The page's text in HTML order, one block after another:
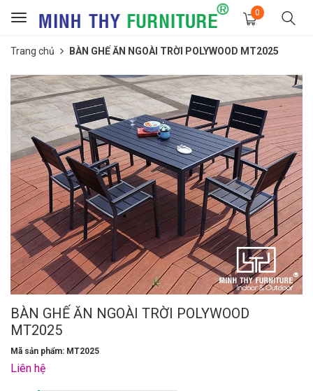
Toggle
0
Trang chủ BÀN GHẾ ĂN NGOÀI TRỜI POLYWOOD MT2025
BÀN GHẾ ĂN NGOÀI TRỜI POLYWOOD
MT2025
Mã sản phẩm: MT2025
Liên hệ